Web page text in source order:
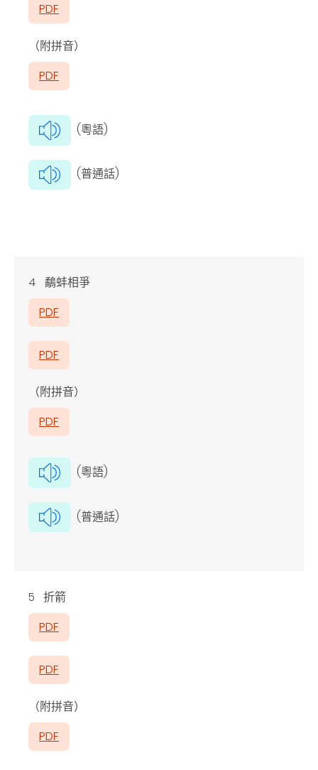
PDF
（附拼音）
PDF
(粵語)
(普通話)
4 鷸蚌相爭
PDF
PDF
（附拼音）
PDF
(粵語)
(普通話)
5 折箭
PDF
PDF
（附拼音）
PDF